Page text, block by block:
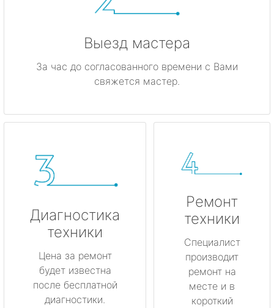
Выезд мастера
За час до согласованного времени с Вами
свяжется мастер.
Диагностика
техники
Цена за ремонт
будет известна
после бесплатной
диагностики.
Ремонт
техники
Специалист
производит
ремонт на
месте и в
короткий